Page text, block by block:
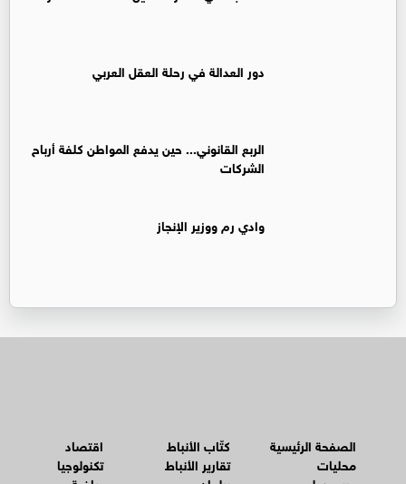
دور العدالة في رحلة العقل العربي
الربع القانوني... حين يدفع المواطن كلفة أرباح
الشركات
وادي رم ووزير الإنجاز
الصفحة الرئيسية
محليات
كتّاب الأنباط
تقارير الأنباط
اقتصاد
تكنولوجيا